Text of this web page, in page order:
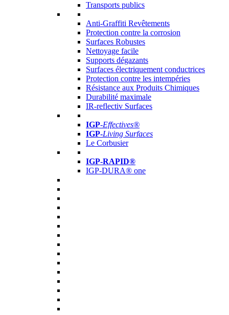
Transports publics
Anti-Graffiti Revêtements
Protection contre la corrosion
Surfaces Robustes
Nettoyage facile
Supports dégazants
Surfaces électriquement conductrices
Protection contre les intempéries
Résistance aux Produits Chimiques
Durabilité maximale
IR-reflectiv Surfaces
IGP-Effectives®
IGP-Living Surfaces
Le Corbusier
IGP-RAPID®
IGP-DURA® one